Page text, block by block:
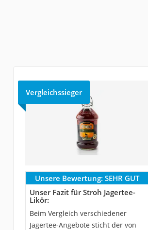
Vergleichssieger
Unsere Bewertung: SEHR GUT
Unser Fazit für Stroh Jagertee-
Likör:
Beim Vergleich verschiedener
Jagertee-Angebote sticht der von